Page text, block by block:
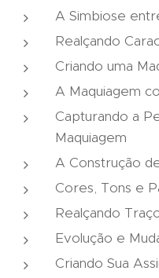
A Simbiose
Realçando
Criando uma
A Maquiagem
Capturando a
Maquiagem
A Construção
Cores, Tons e
Realçando
Evolução e
Criando Sua